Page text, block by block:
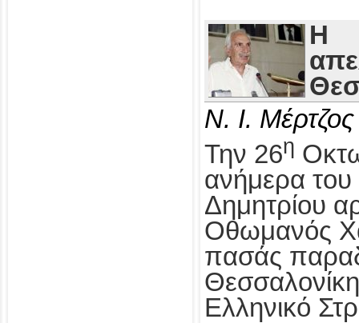
Η
Ν. Ι. Μέρτζος
Την 26η
ανήμερα του
Δημητρίου
Οθωμανός
πασάς
Ελληνικό